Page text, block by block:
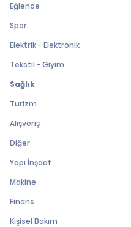
Eğlence
Spor
Elektrik - Elektronik
Tekstil - Giyim
Sağlık
Turizm
Alışveriş
Diğer
Yapı İnşaat
Makine
Finans
Kişisel Bakım